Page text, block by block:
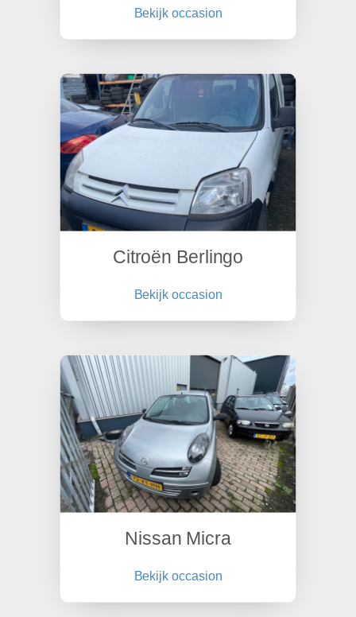
Bekijk occasion
Citroën Berlingo
Bekijk occasion
Nissan Micra
Bekijk occasion